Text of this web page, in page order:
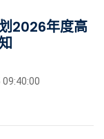
2026年度高